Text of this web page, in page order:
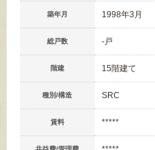
築年月 1998年3月
総戸数 -戸
階建 15階建て
種別/構造 SRC
賃料 *****